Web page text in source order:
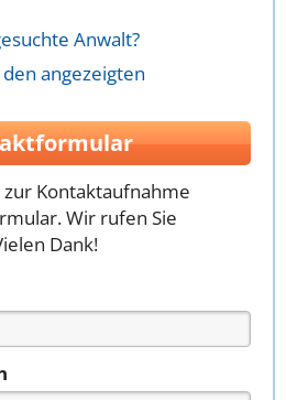
Anwalt?
angezeigten
Kontaktaufnahme
Wir rufen Sie
Dank!